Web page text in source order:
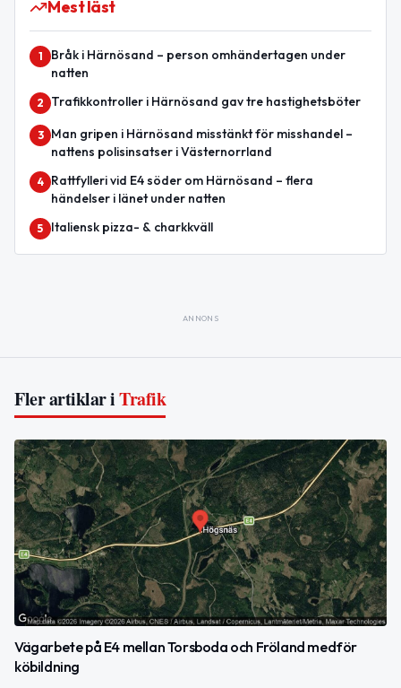
Mest läst
1
Bråk i Härnösand – person omhändertagen under
natten
2 Trafikkontroller i Härnösand gav tre hastighetsböter
3
Man gripen i Härnösand misstänkt för misshandel –
nattens polisinsatser i Västernorrland
4
Rattfylleri vid E4 söder om Härnösand – flera
händelser i länet under natten
5 Italiensk pizza- & charkkväll
ANNONS
Fler artiklar iTrafik
Vägarbete på E4 mellan Torsboda och Fröland medför
köbildning